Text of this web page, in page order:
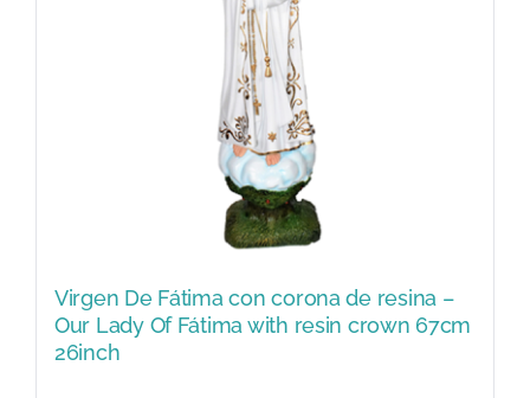
Virgen De Fátima con corona de resina –
Our Lady Of Fátima with resin crown 67cm
26inch